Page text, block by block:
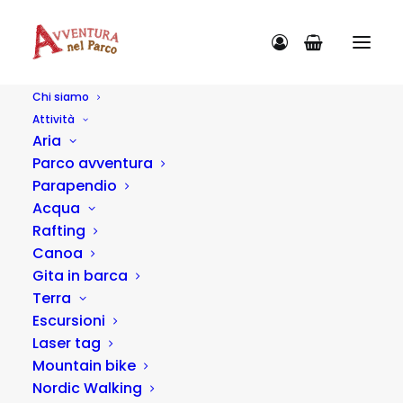
Chi siamo
Attività
Aria
Parco avventura
Parapendio
Acqua
Rafting
Canoa
Gita in barca
Terra
Escursioni
Laser tag
Mountain bike
Nordic Walking
Diventa partner
Pagina in costruzione
Link utili
Chi siamo